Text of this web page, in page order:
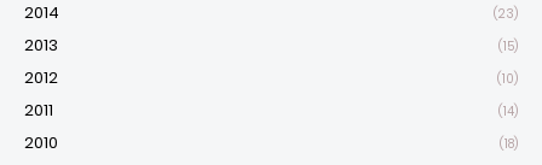
2014 (23)
2013 (15)
2012 (10)
2011 (14)
2010 (18)